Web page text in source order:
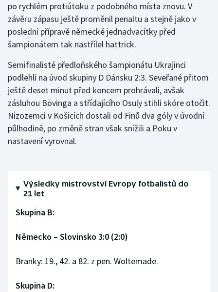
Olympijské hry
Parasport
Plavání
Plážový volejbal
Ragby
Rychlobruslení
po rychlém protiútoku z podobného místa znovu. V
závěru zápasu ještě proměnil penaltu a stejně jako v
poslední přípravě německé jednadvacítky před
šampionátem tak nastřílel hattrick.
Semifinalisté předloňského šampionátu Ukrajinci
podlehli na úvod skupiny D Dánsku 2:3. Seveřané přitom
ještě deset minut před koncem prohrávali, avšak
zásluhou Bövinga a střídajícího Osuly stihli skóre otočit.
Nizozemci v Košicích dostali od Finů dva góly v úvodní
půlhodině, po změně stran však snížili a Poku v
nastavení vyrovnal.
Výsledky mistrovství Evropy fotbalistů do
21 let
Skupina B:
Německo – Slovinsko 3:0 (2:0)
Branky: 19., 42. a 82. z pen. Woltemade.
Skupina D: